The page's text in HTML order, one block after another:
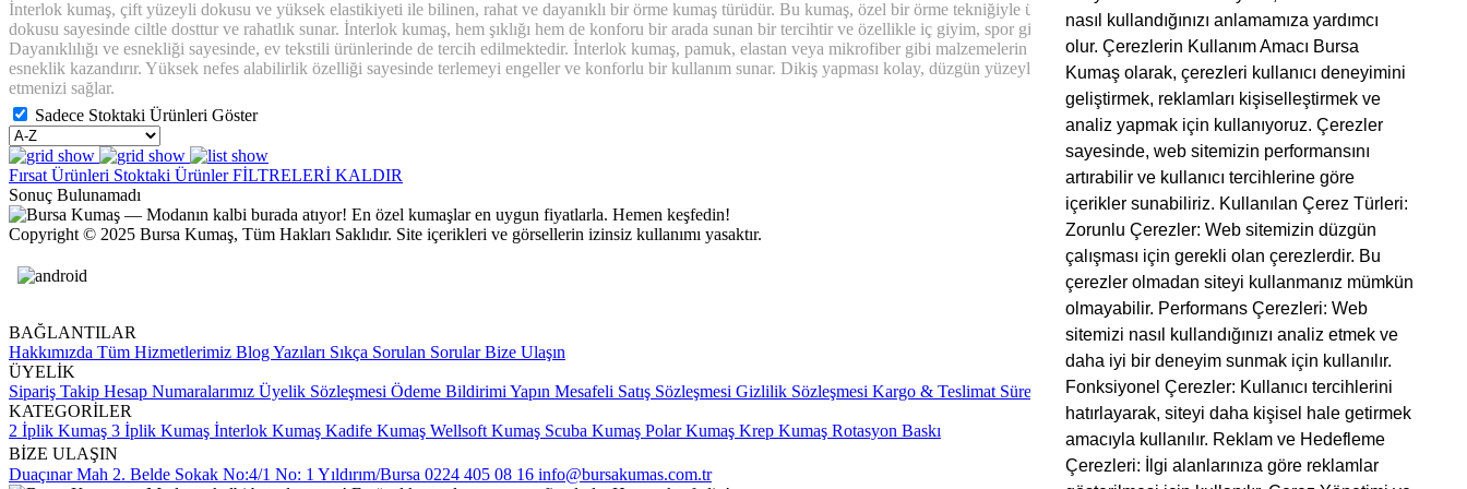
nasıl kullandığınızı anlamamıza yardımcı
olur. Çerezlerin Kullanım Amacı Bursa
Kumaş olarak, çerezleri kullanıcı deneyimini
geliştirmek, reklamları kişiselleştirmek ve
analiz yapmak için kullanıyoruz. Çerezler
sayesinde, web sitemizin performansını
artırabilir ve kullanıcı tercihlerine göre
içerikler sunabiliriz. Kullanılan Çerez Türleri:
Zorunlu Çerezler: Web sitemizin düzgün
çalışması için gerekli olan çerezlerdir. Bu
çerezler olmadan siteyi kullanmanız mümkün
olmayabilir. Performans Çerezleri: Web
sitemizi nasıl kullandığınızı analiz etmek ve
daha iyi bir deneyim sunmak için kullanılır.
Fonksiyonel Çerezler: Kullanıcı tercihlerini
hatırlayarak, siteyi daha kişisel hale getirmek
amacıyla kullanılır. Reklam ve Hedefleme
Çerezleri: İlgi alanlarınıza göre reklamlar
İnterlok kumaş, çift yüzeyli dokusu ve yüksek elastikiyeti ile bilinen, rahat ve dayanıklı bir örme kumaş türüdür. Bu kumaş, özel bir örme tekniğiyle üretilir ve her iki yüzü de düzgün ve pürüzsüzdür. Yumuşak
dokusu sayesinde ciltle dosttur ve rahatlık sunar. İnterlok kumaş, hem şıklığı hem de konforu bir arada sunan bir tercihtir ve özellikle iç giyim, spor giyim ve günlük giyim gibi alanlarda yaygın olarak kullanılır.
Dayanıklılığı ve esnekliği sayesinde, ev tekstili ürünlerinde de tercih edilmektedir. İnterlok kumaş, pamuk, elastan veya mikrofiber gibi malzemelerin karışımından üretilebilir, bu da ona ekstra dayanıklılık ve
esneklik kazandırır. Yüksek nefes alabilirlik özelliği sayesinde terlemeyi engeller ve konforlu bir kullanım sunar. Dikiş yapması kolay, düzgün yüzeyli yapısı ile de tasarımlarınızda mükemmel sonuçlar elde
etmenizi sağlar.
Sadece Stoktaki Ürünleri Göster
Fırsat Ürünleri Stoktaki ÜrünlerFİLTRELERİ KALDIR
Sonuç Bulunamadı
Copyright © 2025 Bursa Kumaş, Tüm Hakları Saklıdır. Site içerikleri ve görsellerin izinsiz kullanımı yasaktır.
BAĞLANTILAR
Hakkımızda Tüm Hizmetlerimiz Blog Yazıları Sıkça Sorulan SorularBize Ulaşın
ÜYELİK
Sipariş Takip Hesap Numaralarımız Üyelik Sözleşmesi Ödeme Bildirimi Yapın Mesafeli Satış Sözleşmesi Gizlilik Sözleşmesi Kargo & Teslimat Süreci
KATEGORİLER
2 İplik Kumaş 3 İplik Kumaş İnterlok Kumaş Kadife Kumaş Wellsoft Kumaş Scuba Kumaş Polar Kumaş Krep Kumaş Rotasyon Baskı
BİZE ULAŞIN
Duaçınar Mah 2. Belde Sokak No:4/1 No: 1 Yıldırım/Bursa 0224 405 08 16 info@bursakumas.com.tr